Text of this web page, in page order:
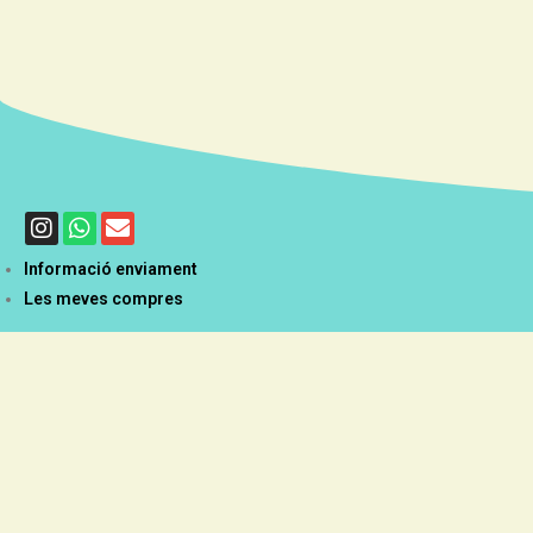
Informació enviament
Les meves compres